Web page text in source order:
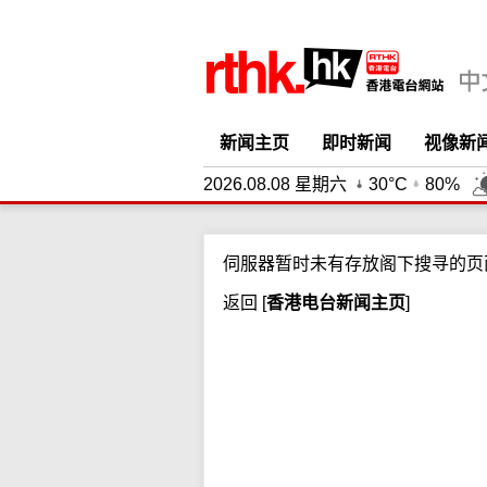
新闻主页 即时新闻 视像新
2026.08.08 星期六 30°C 80%
伺服器暂时未有存放阁下搜寻的页
返回 [香港电台新闻主页]